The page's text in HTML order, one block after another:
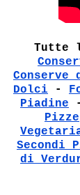
Tutte
Dolci -
Piadine
Pizze
Secondi
di